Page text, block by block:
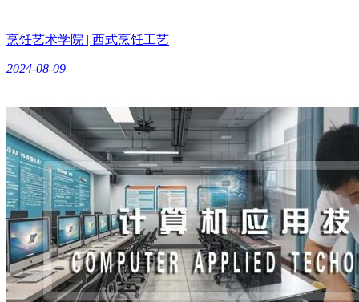
烹饪艺术学院 | 西式烹饪工艺
2024-08-09